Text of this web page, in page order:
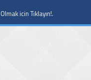
icin Tıklayın!.
Olmak icin Tıklayın!.